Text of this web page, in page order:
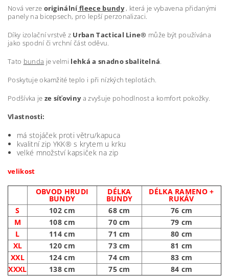
Nová verze originálnífleece bundy, která je vybavena přidanými
panely na bicepsech, pro lepší perzonalizaci.
Díky izolační vrstvě z Urban Tactical Line® může být používána
jako spodní či vrchní část oděvu.
Tato bunda je velmi lehká a snadno sbalitelná
Poskytuje okamžité teplo i při nízkých teplotách.
Podšívka je ze síťovinya zvyšuje pohodlnost a komfort pokožky.
Vlastnosti:
má stojáček proti větru/kapuca
kvalitní zip YKK® s krytem u krku
velké množství kapsiček na zip
velikost
OBVOD HRUDI
BUNDY
DÉLKA
BUNDY
DÉLKA RAMENO +
RUKÁV
S
102 cm 68 cm
76 cm
M
108 cm 70 cm
79 cm
L
114 cm 71 cm
80 cm
XL
120 cm 73 cm
81 cm
XXL
124 cm 74 cm
83 cm
XXXL
138 cm 75 cm
84 cm